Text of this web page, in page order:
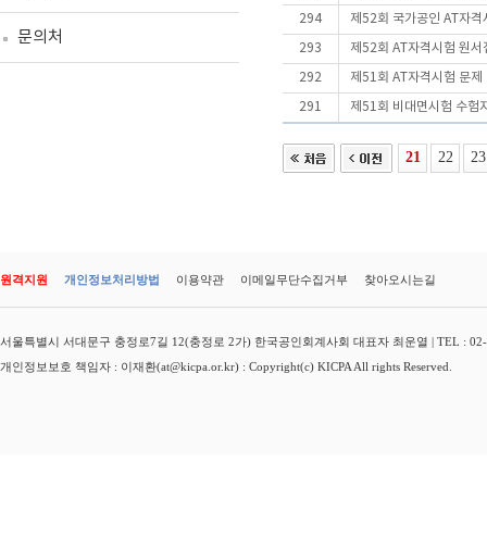
문의처
294 제52회 국가공인 AT자격
293 제52회 AT자격시험 원서
292 제51회 AT자격시험 문
291 제51회 비대면시험 수험
21 22 23
원격지원 개인정보처리방법 이용약관 이메일무단수집거부 찾아오시는길
서울특별시 서대문구 충정로7길 12(충정로 2가) 한국공인회계사회 대표자 최운열 | TEL :
개인정보보호 책임자 : 이재환(at@kicpa.or.kr) : Copyright(c) KICPA All rights Reserved.